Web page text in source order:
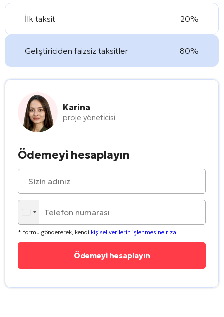
İlk taksit 20%
Geliştiriciden faizsiz taksitler 80%
Karina
proje yöneti̇ci̇si̇
Ödemeyi hesaplayın
* formu göndererek, kendi kişisel verilerin işlenmesine rıza